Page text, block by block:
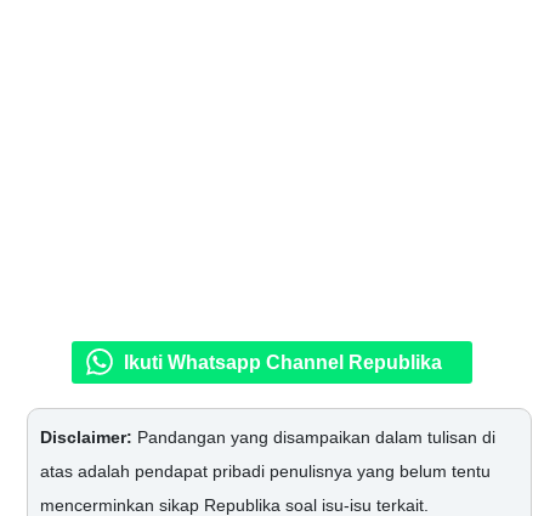
Ikuti Whatsapp Channel Republika
Disclaimer: Pandangan yang disampaikan dalam tulisan di
atas adalah pendapat pribadi penulisnya yang belum tentu
mencerminkan sikap Republika soal isu-isu terkait.